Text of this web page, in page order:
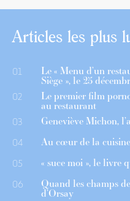
Articles les plus
01 Le « Menu d’un
Siège », le 25
02 Le premier film
au restaurant
03 Geneviève Michon,
04 Au cœur de la
05 « suce moi », le livre
06 Quand les champs
d’Orsay